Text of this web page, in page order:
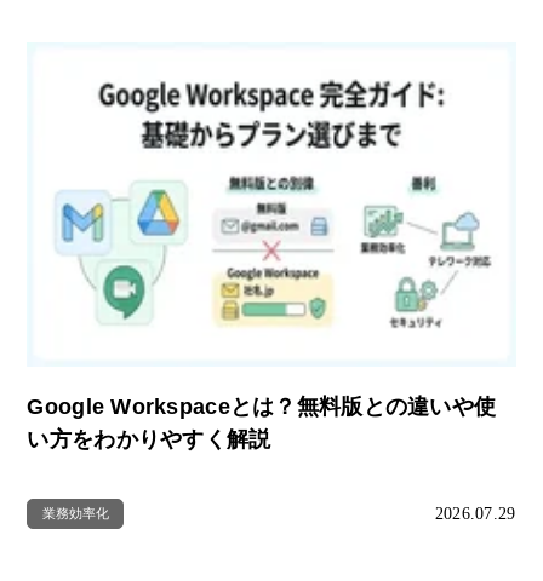
Google Workspaceとは？無料版との違いや使
い方をわかりやすく解説
業務効率化 2026.07.29